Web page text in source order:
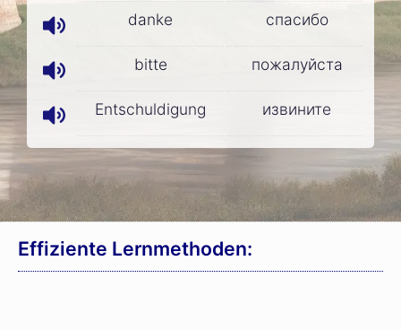
danke спасибо
bitte пожалуйста
Entschuldigung извините
Effiziente Lernmethoden: